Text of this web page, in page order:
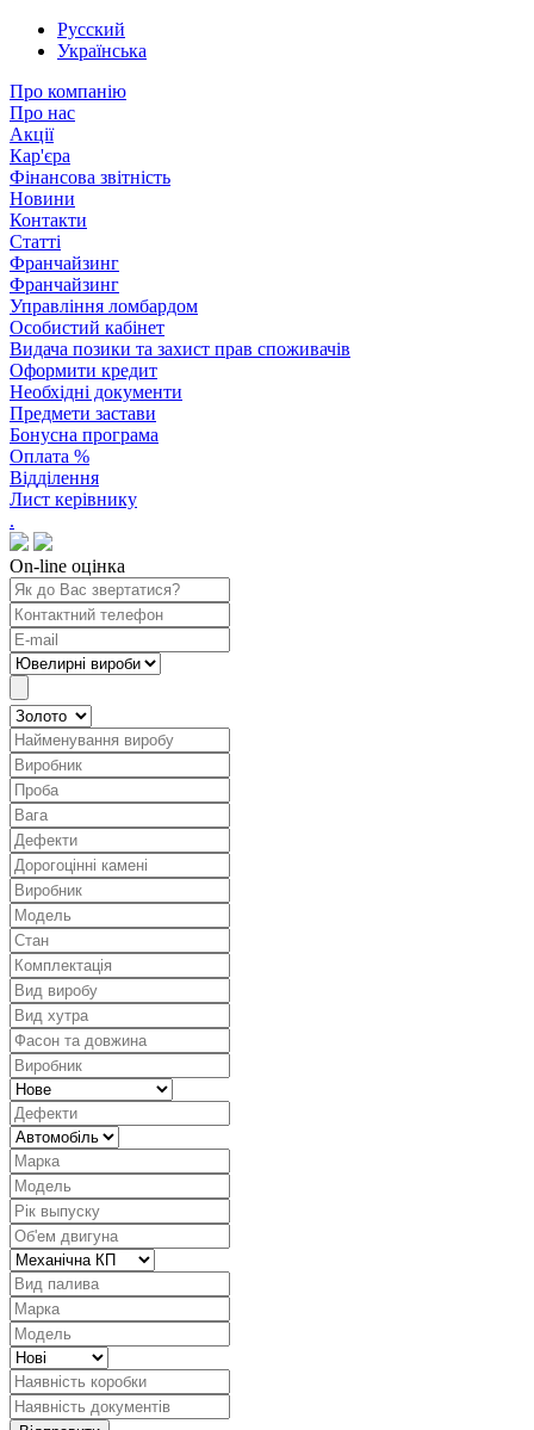
Русский
Українська
Про компанію
Про нас
Акції
Кар'єра
Фінансова звітність
Новини
Контакти
Статті
Франчайзинг
Франчайзинг
Управління ломбардом
Особистий кабінет
Видача позики та захист прав споживачів
Оформити кредит
Необхідні документи
Предмети застави
Бонусна програма
Оплата %
Відділення
Лист керівнику
.
On-line оцінка